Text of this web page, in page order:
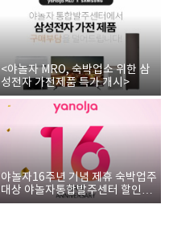
<야놀자 MRO, 숙박업소 위한 삼
성전자 가전제품 특가 개시>
야놀자16주년 기념 제휴 숙박업주
대상 야놀자통합발주센터 할인쿠
폰 증정